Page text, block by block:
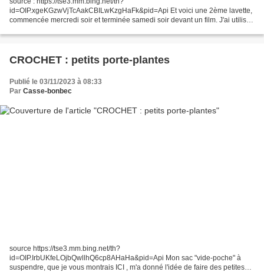
id=OIP.xgeKGzwVjTcAakCBILwKzgHaFk&pid=Api Et voici une 2ème lavette,
commencée mercredi soir et terminée samedi soir devant un film. J'ai utilisé
CROCHET : petits porte-plantes
Publié le 03/11/2023 à 08:33
Par Casse-bonbec
source https://tse3.mm.bing.net/th?
id=OIP.IrbUKfeLOjbQwllhQ6cp8AHaHa&pid=Api Mon sac "vide-poche" à
suspendre, que je vous montrais ICI , m'a donné l'idée de faire des petites